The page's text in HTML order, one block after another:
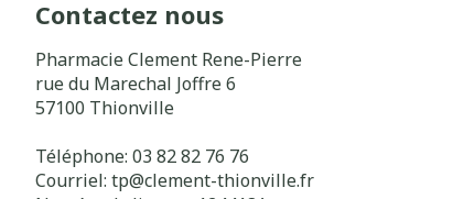
Contactez nous
Pharmacie Clement Rene-Pierre
rue du Marechal Joffre 6
57100 Thionville
Téléphone: 03 82 82 76 76
Courriel: tp@clement-thionville.fr